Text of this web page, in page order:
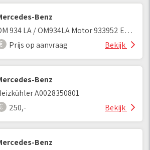
Benz
OM 934 LA / OM934LA Motor 933952 Euro 6
Prijs op aanvraag
Bekijk
Benz
A0028350801
250,-
Bekijk
Benz